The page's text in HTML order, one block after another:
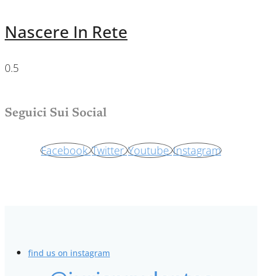
Nascere In Rete
Seguici Sui Social
Facebook Twitter Youtube Instagram
find us on instagram